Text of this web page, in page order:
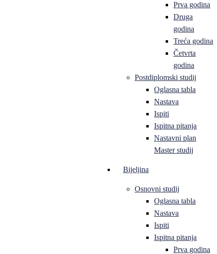
Prva godina
Druga
godina
Treća godina
Četvrta
godina
Postdiplomski studij
Oglasna tabla
Nastava
Ispiti
Ispitna pitanja
Nastavni plan
Master studij
Bijeljina
Osnovni studij
Oglasna tabla
Nastava
Ispiti
Ispitna pitanja
Prva godina